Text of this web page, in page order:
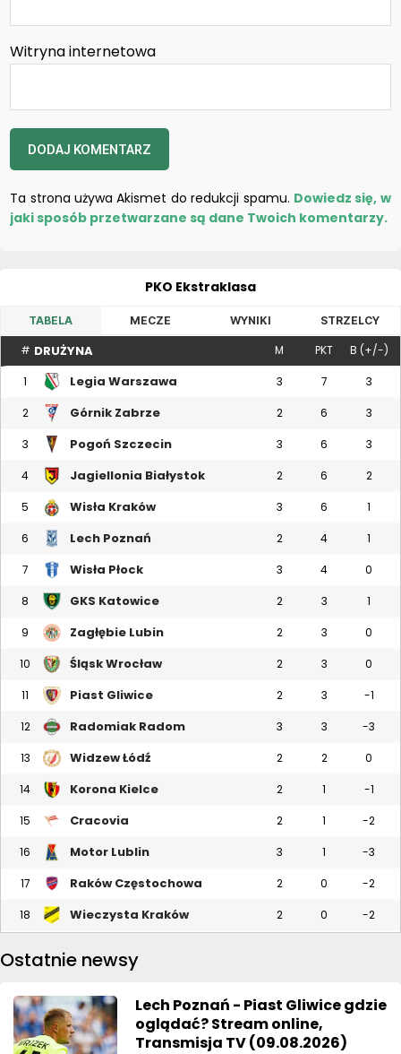
Witryna internetowa
Ta strona używa Akismet do redukcji spamu. Dowiedz się, w
jaki sposób przetwarzane są dane Twoich komentarzy.
PKO Ekstraklasa
TABELA MECZE WYNIKI STRZELCY
# DRUŻYNA M PKT B (+/-)
1 Legia Warszawa 3 7 3
2 Górnik Zabrze 2 6 3
3 Pogoń Szczecin 3 6 3
4 Jagiellonia Białystok 2 6 2
5 Wisła Kraków 3 6 1
6 Lech Poznań 2 4 1
7 Wisła Płock 3 4 0
8 GKS Katowice 2 3 1
9 Zagłębie Lubin 2 3 0
10 Śląsk Wrocław 2 3 0
11 Piast Gliwice 2 3 -1
12 Radomiak Radom 3 3 -3
13 Widzew Łódź 2 2 0
14 Korona Kielce 2 1 -1
15 Cracovia 2 1 -2
16 Motor Lublin 3 1 -3
17 Raków Częstochowa 2 0 -2
18 Wieczysta Kraków 2 0 -2
Ostatnie newsy
Lech Poznań - Piast Gliwice gdzie
oglądać? Stream online,
Transmisja TV (09.08.2026)